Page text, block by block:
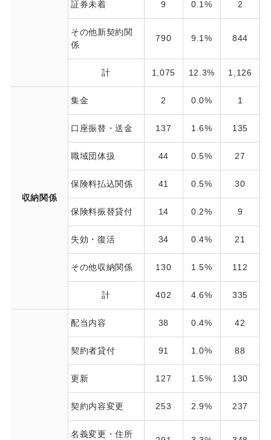
証券未着 9 0.1% 2
その他新契約関
係
790 9.1% 844
計 1,075 12.3% 1,126
収納関係
集金 2 0.0% 1
口座振替・送金 137 1.6% 135
職域団体扱 44 0.5% 27
保険料払込関係 41 0.5% 30
保険料振替貸付 14 0.2% 9
失効・復活 34 0.4% 21
その他収納関係 130 1.5% 112
計 402 4.6% 335
配当内容 38 0.4% 42
契約者貸付 91 1.0% 88
更新 127 1.5% 130
契約内容変更 253 2.9% 237
名義変更・住所